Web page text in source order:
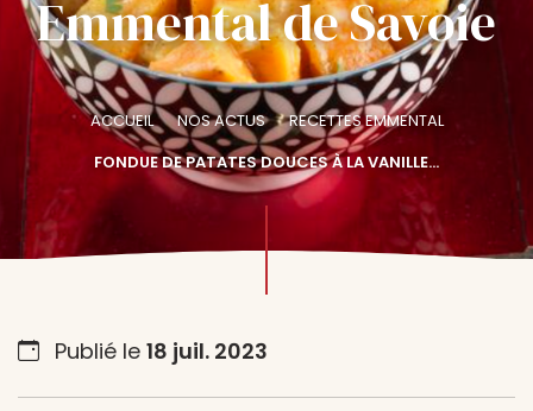
Emmental de Savoie
ACCUEIL NOS ACTUS
RECETTES EMMENTAL
FONDUE DE PATATES DOUCES À LA VANILLE...
Publié le 18 juil. 2023